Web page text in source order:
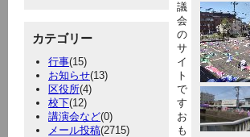
カテゴリー
行事(15)
お知らせ(13)
区役所(4)
校下(12)
講演会など(0)
メール投稿(2715)
議
会
の
サ
イ
ト
で
す
お
も